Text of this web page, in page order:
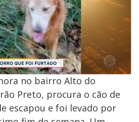
no bairro Alto do
Preto, procura o cão de
escapou e foi levado por